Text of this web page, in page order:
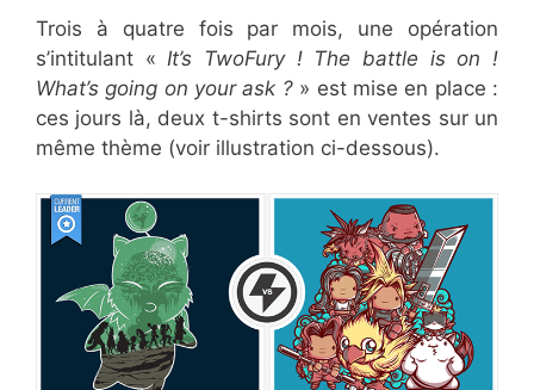
Trois à quatre fois par mois, une opération
s’intitulant « It’s TwoFury ! The battle is on !
What’s going on your ask ?» est mise en place :
ces jours là, deux t-shirts sont en ventes sur un
même thème (voir illustration ci-dessous).